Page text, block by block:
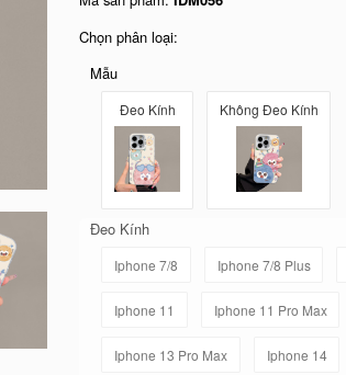
Chọn phân loại:
Mẫu
Đeo Kính Không Đeo Kính
Đeo Kính
Iphone 7/8 Iphone 7/8 Plus
Iphone 11 Iphone 11 Pro Max
Iphone 13 Pro Max Iphone 14